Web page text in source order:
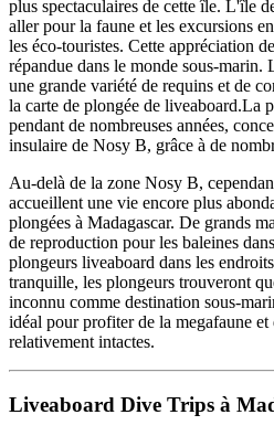
plus spectaculaires de cette île. L'île
aller pour la faune et les excursions
les éco-touristes. Cette appréciation
répandue dans le monde sous-marin.
une grande variété de requins et de
la carte de plongée de liveaboard.La
pendant de nombreuses années,
insulaire de Nosy B, grâce à de
Au-delà de la zone Nosy B,
accueillent une vie encore plus
plongées à Madagascar. De grands
de reproduction pour les baleines
plongeurs liveaboard dans les
tranquille, les plongeurs trouveront
inconnu comme destination sous-
idéal pour profiter de la megafaune et
relativement intactes.
Liveaboard Dive Trips à